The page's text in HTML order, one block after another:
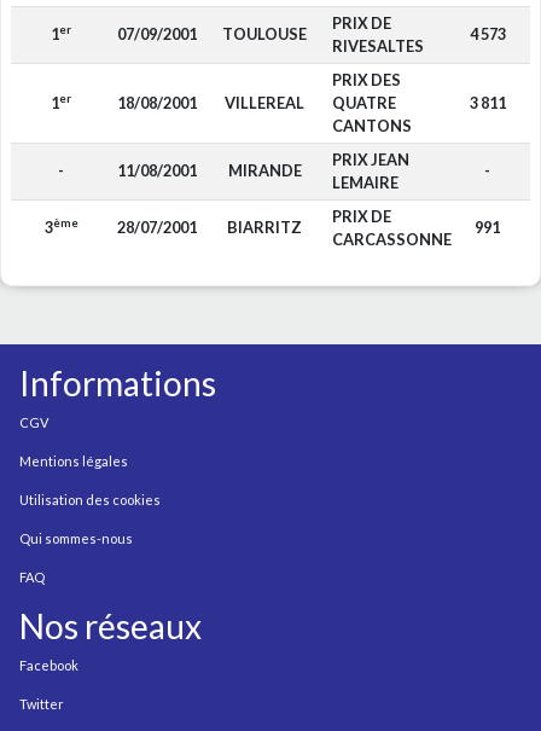
1er 07/09/2001 TOULOUSE
PRIX DE
RIVESALTES
4 573
1er 18/08/2001 VILLEREAL
PRIX DES
QUATRE
CANTONS
3 811
- 11/08/2001 MIRANDE
PRIX JEAN
LEMAIRE
-
3ème 28/07/2001 BIARRITZ
PRIX DE
CARCASSONNE
991
Informations
CGV
Mentions légales
Utilisation des cookies
Qui sommes-nous
FAQ
Nos réseaux
Facebook
Twitter